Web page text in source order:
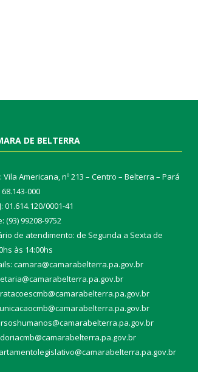
DE BELTERRA
Vila Americana, nº 213 – Centro – Belterra – Pará
68.143-000
01.614.120/0001-41
(93) 99208-9752
de atendimento: de Segunda a Sexta de
às 14:00hs
camara@camarabelterra.pa.gov.br